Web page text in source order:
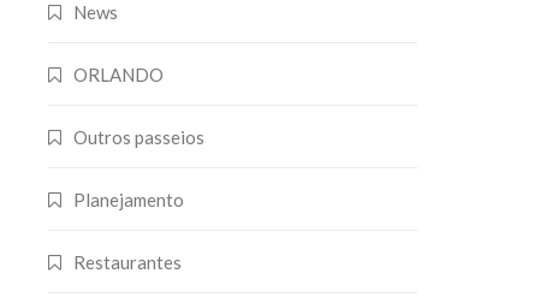
News
ORLANDO
Outros passeios
Planejamento
Restaurantes